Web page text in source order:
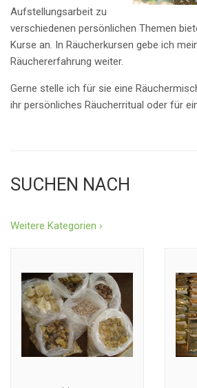
Aufstellungsarbeit zu
verschiedenen persönlichen Themen
Kurse an. In Räucherkursen gebe ich
Räuchererfahrung weiter.
Gerne stelle ich für sie eine
ihr persönliches Räucherritual oder für
SUCHEN NACH
Weitere Kategorien ›